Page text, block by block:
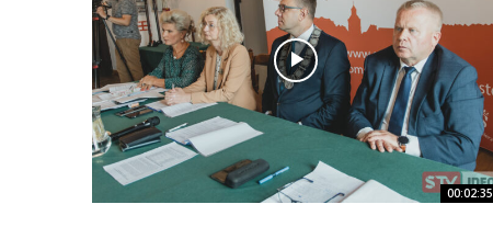
00:02:35